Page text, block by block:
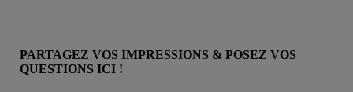
PARTAGEZ VOS IMPRESSIONS & POSEZ VOS
QUESTIONS ICI !